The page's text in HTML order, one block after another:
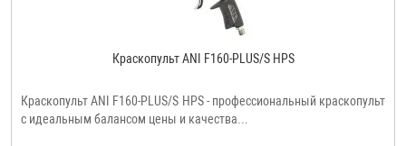
Краскопульт ANI F160-PLUS/S HPS
Краскопульт ANI F160-PLUS/S HPS - профессиональный краскопульт
c идеальным балансом цены и качества...